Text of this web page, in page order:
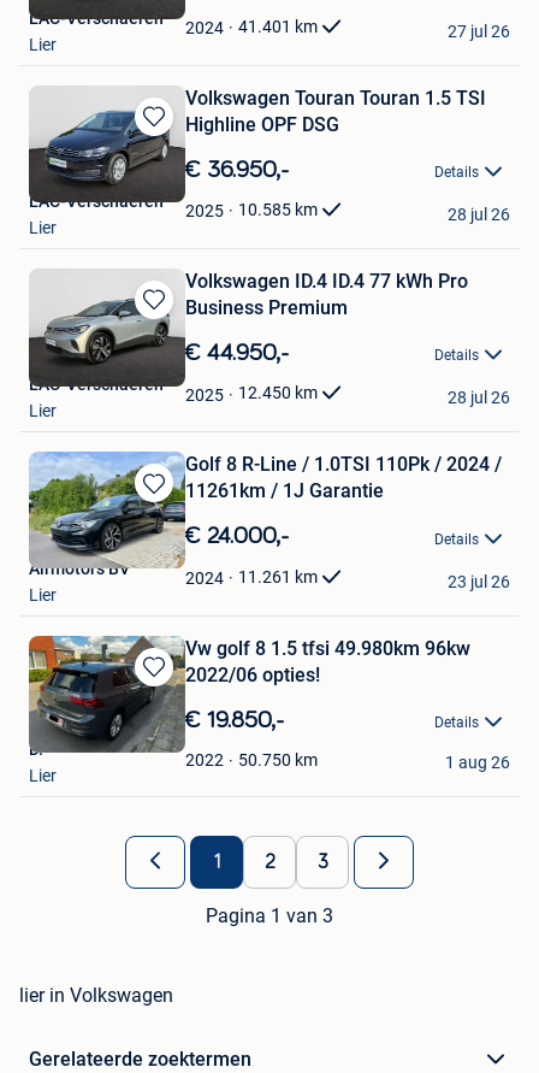
Favorieten2024 41.401 km
LAC-Verschaeren
Lier
27 jul 26
Bewaren
in
Mijn
Favorieten
Volkswagen Touran Touran 1.5 TSI
Highline OPF DSG
€ 36.950,- Details
2025 10.585 km
LAC-Verschaeren
Lier
28 jul 26
Bewaren
in
Favorieten
Volkswagen ID.4 ID.4 77 kWh Pro
Business Premium
€ 44.950,- Details
2025 12.450 km
LAC-Verschaeren
Lier
28 jul 26
Bewaren
in
Mijn
Favorieten
Golf 8 R-Line / 1.0TSI 110Pk / 2024 /
11261km / 1J Garantie
€ 24.000,- Details
2024 11.261 km
Airmotors BV
Lier
23 jul 26
Bewaren
in
Mijn
Favorieten
Vw golf 8 1.5 tfsi 49.980km 96kw
2022/06 opties!
€ 19.850,- Details
2022 50.750 km
D.
Lier
1 aug 26
1 2 3
Pagina 1 van 3
lier in Volkswagen
Gerelateerde zoektermen